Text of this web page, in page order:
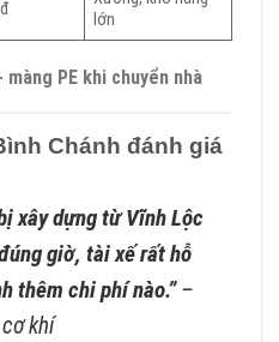
lớn
PE khi chuyển nhà
Chánh đánh giá
xây dựng từ Vĩnh Lộc
giờ, tài xế rất hỗ
thêm chi phí nào.”–
khí